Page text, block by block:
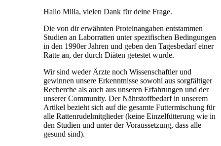
Hallo Milla, vielen Dank für deine Frage.
Die von dir erwähnten Proteinangaben entstammen
Studien an Laborratten unter spezifischen Bedingungen
in den 1990er Jahren und geben den Tagesbedarf einer
Ratte an, der durch Diäten getestet wurde.
Wir sind weder Ärzte noch Wissenschaftler und
gewinnen unsere Erkenntnisse sowohl aus sorgfältiger
Recherche als auch aus unseren Erfahrungen und der
unserer Community. Der Nährstoffbedarf in unserem
Artikel bezieht sich auf die gesamte Futtermischung für
alle Rattenrudelmitglieder (keine Einzelfütterung wie in
den Studien und unter der Voraussetzung, dass alle
gesund sind).